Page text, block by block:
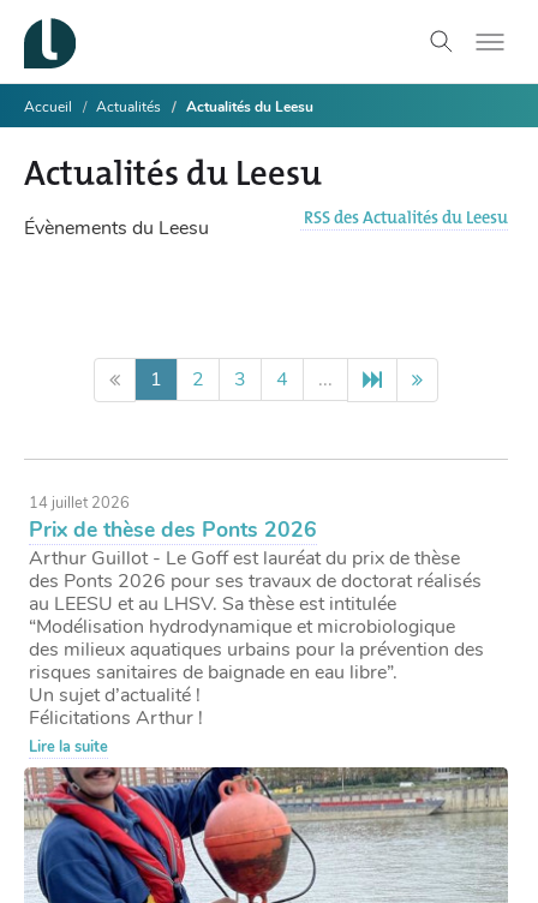
Accueil Actualités Actualités du Leesu
Actualités du Leesu
RSS des Actualités du Leesu
Évènements du Leesu
1 2 3 4 ...
14 juillet 2026
Prix de thèse des Ponts 2026
Arthur Guillot - Le Goff est lauréat du prix de thèse
des Ponts 2026 pour ses travaux de doctorat réalisés
au LEESU et au LHSV. Sa thèse est intitulée
“Modélisation hydrodynamique et microbiologique
des milieux aquatiques urbains pour la prévention des
risques sanitaires de baignade en eau libre”.
Un sujet d’actualité !
Félicitations Arthur !
Lire la suite